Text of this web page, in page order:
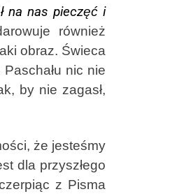
na nas pieczęć i
również
obraz. Świeca
nic nie
by nie zagasł,
że jesteśmy
dla przyszłego
z Pisma